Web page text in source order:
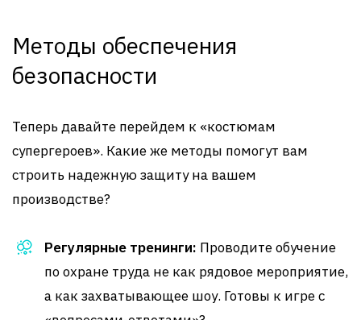
Методы обеспечения
безопасности
Теперь давайте перейдем к «костюмам
супергероев». Какие же методы помогут вам
строить надежную защиту на вашем
производстве?
Регулярные тренинги: Проводите обучение
по охране труда не как рядовое мероприятие,
а как захватывающее шоу. Готовы к игре с